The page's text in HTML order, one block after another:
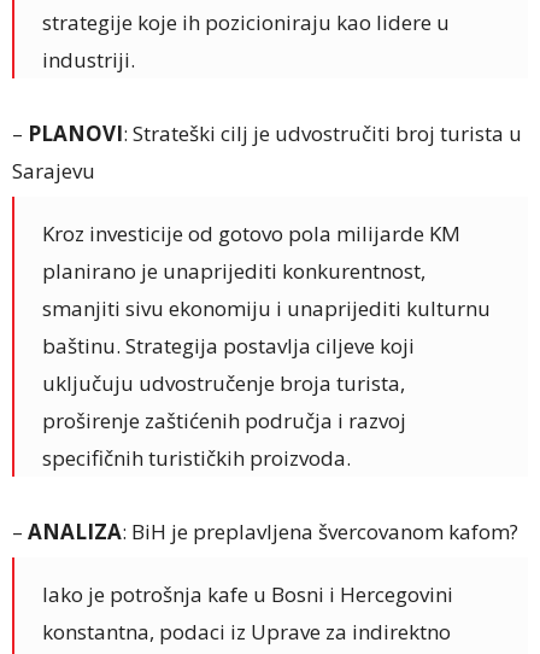
strategije koje ih pozicioniraju kao lidere u
industriji.
– PLANOVI: Strateški cilj je udvostručiti broj turista u
Sarajevu
Kroz investicije od gotovo pola milijarde KM
planirano je unaprijediti konkurentnost,
smanjiti sivu ekonomiju i unaprijediti kulturnu
baštinu. Strategija postavlja ciljeve koji
uključuju udvostručenje broja turista,
proširenje zaštićenih područja i razvoj
specifičnih turističkih proizvoda.
– ANALIZA: BiH je preplavljena švercovanom kafom?
Iako je potrošnja kafe u Bosni i Hercegovini
konstantna, podaci iz Uprave za indirektno